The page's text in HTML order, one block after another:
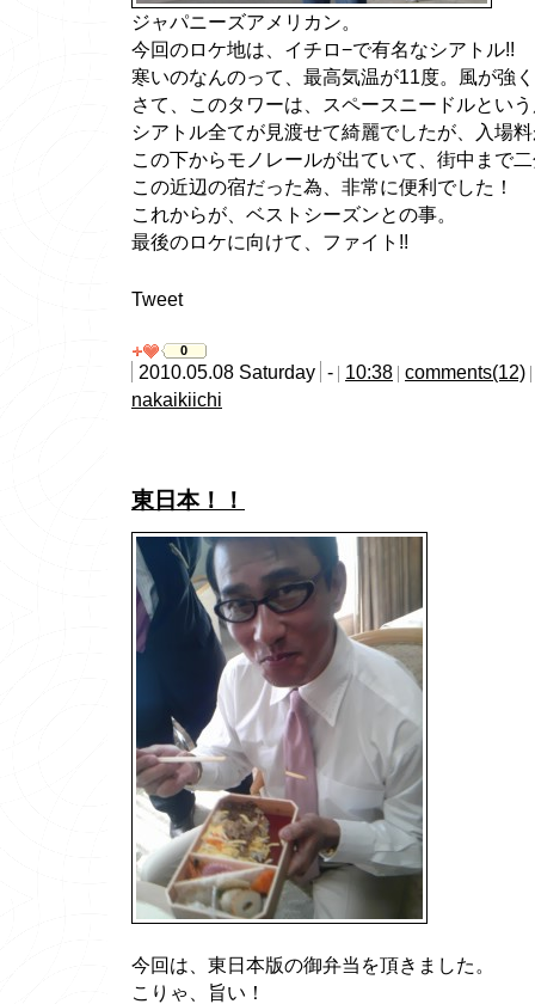
ジャパニーズアメリカン。
今回のロケ地は、イチロ−で有名なシアトル!!
寒いのなんのって、最高気温が11度。風が強
さて、このタワーは、スペースニードルとい
シアトル全てが見渡せて綺麗でしたが、入場
この下からモノレールが出ていて、街中まで
この近辺の宿だった為、非常に便利でした！
これからが、ベストシーズンとの事。
最後のロケに向けて、ファイト!!
Tweet
0
2010.05.08 Saturday - 10:38 comments(12)
nakaikiichi
東日本！！
今回は、東日本版の御弁当を頂きました。
こりゃ、旨い！